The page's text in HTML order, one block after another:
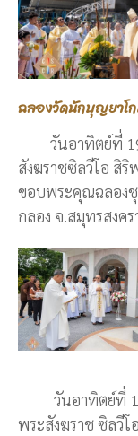
ฉลองวัดนักบุญยาโ
วันอาทิตย์ที่ 19
สังฆราชซิลวีโอ สิ
ขอบพระคุณฉลอง
กลอง จ.สมุทรสงคร
วันอาทิตย์ที่ 12
พระสังฆราช ซิลวี